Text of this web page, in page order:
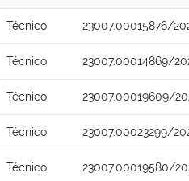
Técnico 23007.00015876/
Técnico 23007.00014869/
Técnico 23007.00019609/
Técnico 23007.00023299/
Técnico 23007.00019580/